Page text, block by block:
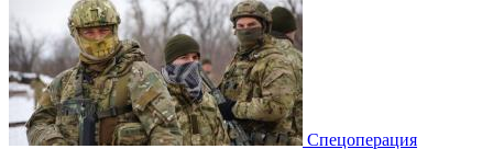
Спецоперация